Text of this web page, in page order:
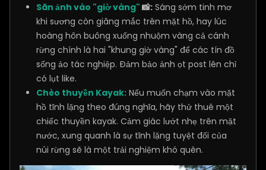
Săn ảnh vào "giờ vàng" 📸: Sáng sớm tinh mơ
khi sương còn giăng mắc trên mặt hồ, hay lúc
hoàng hôn buông xuống nhuộm vàng cả cánh
rừng chính là hai "khung giờ vàng" để các tín đồ
sống ảo tác nghiệp. Đảm bảo ảnh ọt post lên chỉ
có lụt like.
Chèo thuyền Kayak: Nếu muốn chạm vào mặt
hồ tĩnh lặng theo đúng nghĩa, hãy thử thuê một
chiếc thuyền kayak. Cảm giác lướt nhẹ trên mặt
nước, xung quanh là sự tĩnh lặng tuyệt đối của
núi rừng sẽ là một trải nghiệm khó quên.